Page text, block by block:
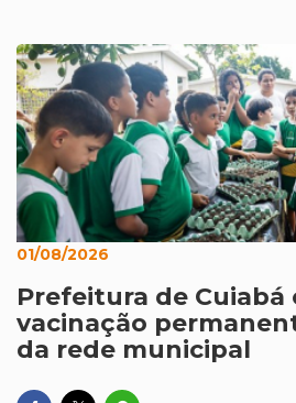
01/08/2026
Prefeitura de Cuiabá
vacinação
da rede municipal